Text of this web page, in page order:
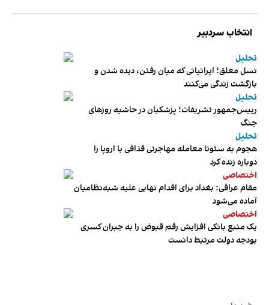
انتخاب سردبیر
تحلیل
نسل معلق؛ ایرانیانی که میان رفتن، دیده شدن و
بازگشت زندگی می‌کنند
تحلیل
رییس‌جمهور تشریفات؛ پزشکیان در حاشیه روزهای
جنگ
تحلیل
هجوم به سئوتا معامله مهاجرتی قذافی با اروپا را
دوباره زنده کرد
اختصاصی
مقام عراقی: بغداد برای اقدام نهایی علیه شبه‌نظامیان
آماده می‌شود
اختصاصی
یک منبع بانکی افزایش رقم قبوض را به جبران کسری
بودجه دولت مرتبط دانست